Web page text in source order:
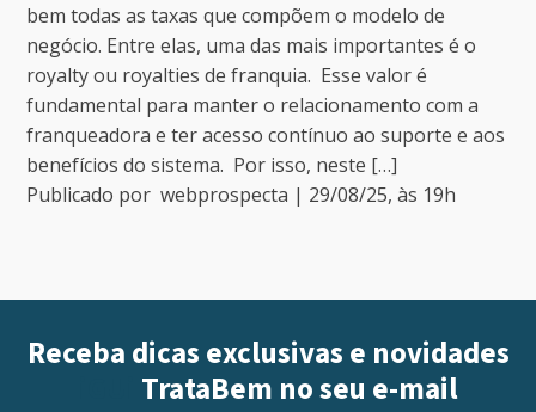
bem todas as taxas que compõem o modelo de
negócio. Entre elas, uma das mais importantes é o
royalty ou royalties de franquia. Esse valor é
fundamental para manter o relacionamento com a
franqueadora e ter acesso contínuo ao suporte e aos
benefícios do sistema. Por isso, neste […]
Publicado porwebprospecta | 29/08/25, às 19h
Receba dicas exclusivas e novidades
TrataBem no seu e-mail